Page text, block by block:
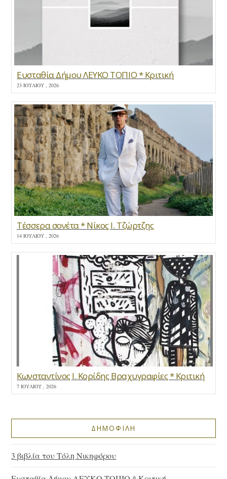
Ευσταθία Δήμου ΛΕΥΚΟ ΤΟΠΙΟ * Κριτική
23 ΙΟΥΛΊΟΥ , 2026
Τέσσερα σονέτα * Νίκος Ι. Τζώρτζης
14 ΙΟΥΛΊΟΥ , 2026
Κωνσταντίνος Ι. Κορίδης Βραχυγραφίες * Κριτική
7 ΙΟΥΛΊΟΥ , 2026
ΔΗΜΟΦΙΛΗ
3 βιβλία του Τόλη Νικηφόρου